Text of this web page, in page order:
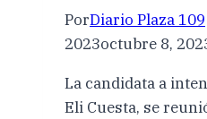
PorDiario Plaza 109
2023octubre 8,
La candidata a
Eli Cuesta, se